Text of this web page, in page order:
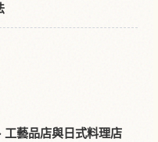
藝品店與日式料理店